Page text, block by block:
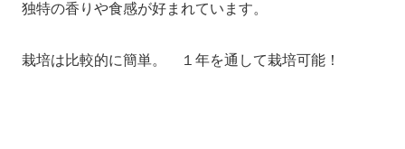
独特の香りや食感が好まれています。
栽培は比較的に簡単。 １年を通して栽培可能！